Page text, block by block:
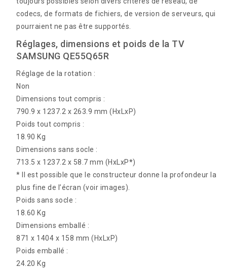
codecs, de formats de fichiers, de version de serveurs, qui
pourraient ne pas être supportés.
Réglages, dimensions et poids de la TV
SAMSUNG QE55Q65R
Réglage de la rotation :
Non
Dimensions tout compris :
790.9 x 1237.2 x 263.9 mm (HxLxP)
Poids tout compris :
18.90 Kg
Dimensions sans socle :
713.5 x 1237.2 x 58.7 mm (HxLxP*)
* Il est possible que le constructeur donne la profondeur la
plus fine de l’écran (voir images).
Poids sans socle :
18.60 Kg
Dimensions emballé :
871 x 1404 x 158 mm (HxLxP)
Poids emballé :
24.20 Kg